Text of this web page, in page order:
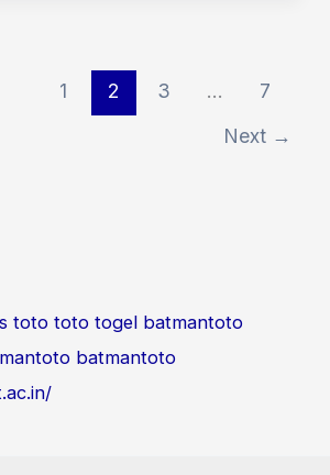
1 2 3 …
7
Next →
toto toto togel batmantoto
batmantoto